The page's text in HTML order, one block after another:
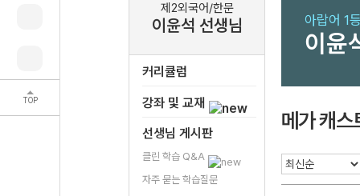
TOP
제2외국어/한문
이윤석 선생님
커리큘럼
강좌 및 교재
선생님 게시판
클린 학습 Q&A
자주 묻는 학습질문
아랍어 1
이윤
메가 캐스